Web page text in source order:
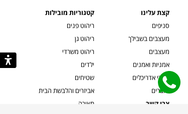
קצת עלינו
סניפים
מעצבים בשבילך
מעצבים
אמניות ואמנים
קשרי אדריכלים
שוברים
צרו קשר
קטגוריות מובילות
ריהוט פנים
ריהוט גן
ריהוט משרדי
ילדים
שטיחים
אביזרים והלבשת הבית
תאורה